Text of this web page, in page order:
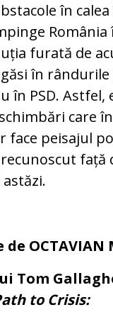
în
fu­rată de
găsi în
în PSD. Ast­fel,
care
face peisajul
față
OCTAVIAN
Tom
to Crisis: